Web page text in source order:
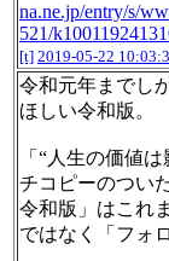
na.ne.jp/entry/s/
521/
[t] 2019-05-22
令和元年までし
ほしい令和版。
「“人生の価値
チコピーのつい
令和版」はこれ
ではなく「フォ